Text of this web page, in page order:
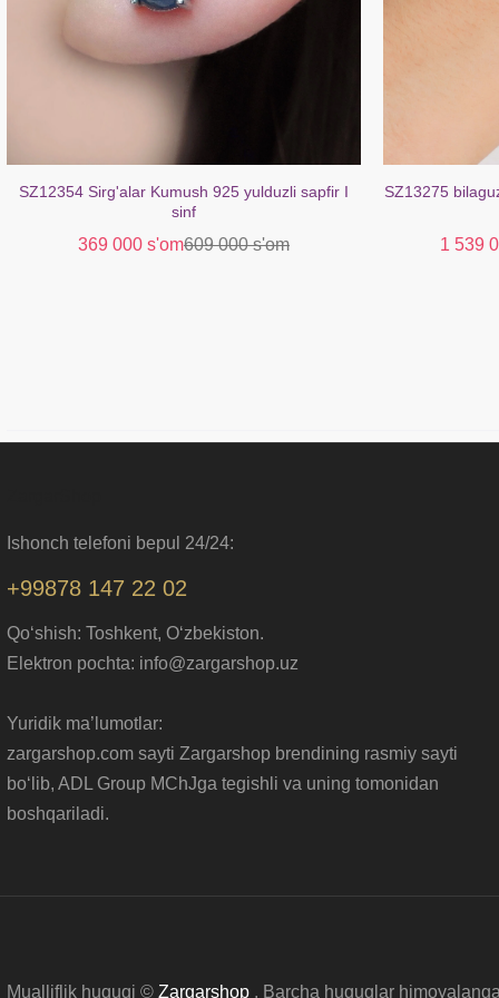
SZ13275 bilaguzuk kumush 925 rodolit (oltin bilan
qoplangan)
1 539 000 s'om3 249 000 s'om
SZ14669
989
Ishonch telefoni bepul 24/24:
+99878 147 22 02
Qo‘shish: Toshkent, O‘zbekiston.
Elektron pochta: info@zargarshop.uz
Yuridik ma’lumotlar:
zargarshop.com sayti Zargarshop brendining rasmiy sayti
bo‘lib, ADL Group MChJga tegishli va uning tomonidan
boshqariladi.
Mualliflik huquqi © Zargarshop . Barcha huquqlar